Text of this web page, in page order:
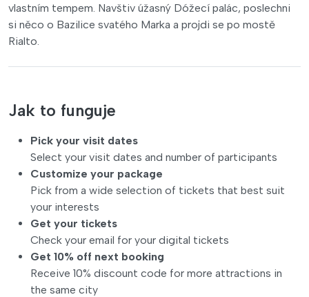
vlastním tempem. Navštiv úžasný Dóžecí palác, poslechni
si něco o Bazilice svatého Marka a projdi se po mostě
Rialto.
Jak to funguje
Pick your visit dates
Select your visit dates and number of participants
Customize your package
Pick from a wide selection of tickets that best suit
your interests
Get your tickets
Check your email for your digital tickets
Get 10% off next booking
Receive 10% discount code for more attractions in
the same city